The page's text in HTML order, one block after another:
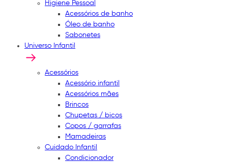
Higiene Pessoal
Acessórios de banho
Óleo de banho
Sabonetes
Universo Infantil
Acessórios
Acessório infantil
Acessórios mães
Brincos
Chupetas / bicos
Copos / garrafas
Mamadeiras
Cuidado Infantil
Condicionador